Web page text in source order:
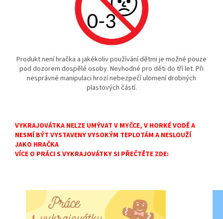
Produkt není hračka a jakékoliv používání dětmi je možné pouze
pod dozorem dospělé osoby. Nevhodné pro děti do tří let. Při
nesprávné manipulaci hrozí nebezpečí ulomení drobných
plastových částí.
VYKRAJOVÁTKA NELZE UMÝVAT V MYČCE, V HORKÉ VODĚ A
NESMÍ BÝT VYSTAVENY VYSOKÝM TEPLOTÁM A NESLOUŽÍ
JAKO HRAČKA
VÍCE O PRÁCI S VYKRAJOVÁTKY SI PŘEČTĚTE ZDE: